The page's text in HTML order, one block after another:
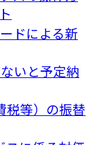
ドによる新
いと予定納
税等）の振替